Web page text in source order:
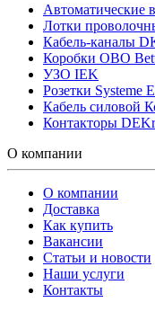
Автоматические
Лотки
Кабель-каналы
Коробки OBO
УЗО IEK
Розетки Systeme
Кабель силовой
Контакторы
О компании
О компании
Доставка
Как купить
Вакансии
Статьи и новости
Наши услуги
Контакты